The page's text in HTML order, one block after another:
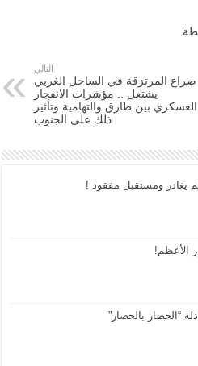
التالي
صراع المرتزقة في الساحل الغربي
يشتعل .. مؤشرات الانفجار
العسكري بين طارق والتهامية وتأثير
ذلك على الجنوب
يغادر ومستقبل مفقود !
الأعظم!
“الحصار بالحصار”